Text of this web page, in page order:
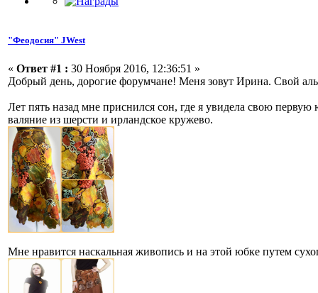
"Феодосия" JWest
« Ответ #1 : 30 Ноября 2016, 12:36:51 »
Добрый день, дорогие форумчане! Меня зовут Ирина. Свой
Лет пять назад мне приснился сон, где я увидела свою
валяние из шерсти и ирландское кружево.
Мне нравится наскальная живопись и на этой юбке путем